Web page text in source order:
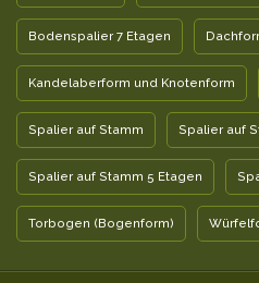
Bodenspalier 7 Etagen
Kandelaberform und Knotenform
Spalier auf Stamm Spalier auf
Spalier auf Stamm 5 Etagen
Torbogen (Bogenform)